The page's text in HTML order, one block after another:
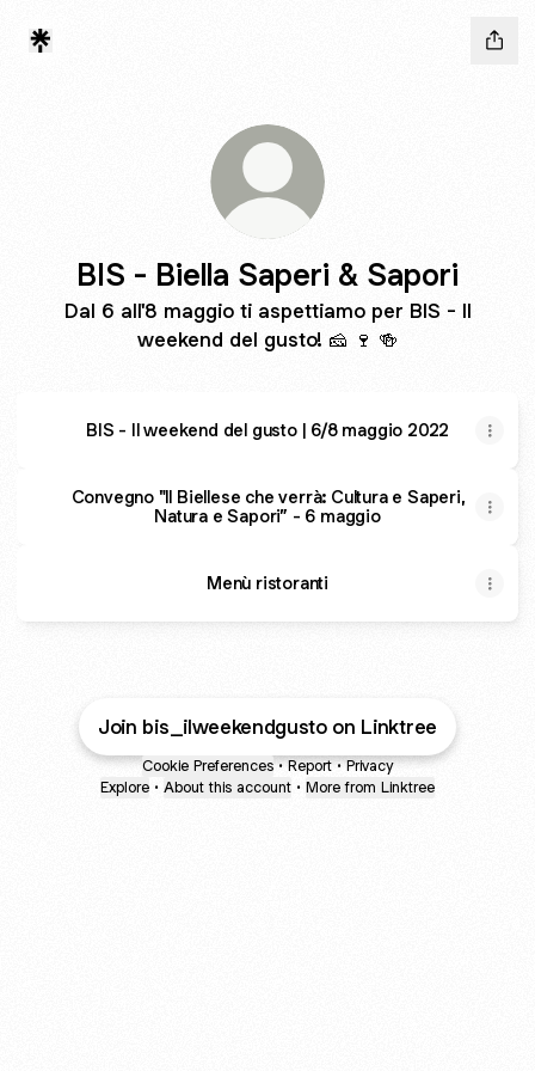
BIS - Biella Saperi & Sapori
Dal 6 all'8 maggio ti aspettiamo per BIS - Il
weekend del gusto! 🧀 🍷 🍻
BIS - Il weekend del gusto | 6/8 maggio 2022
Convegno "Il Biellese che verrà: Cultura e Saperi,
Natura e Sapori” - 6 maggio
Menù ristoranti
Join bis_ilweekendgusto on Linktree
Cookie Preferences • Report • Privacy
Explore • About this account • More from Linktree